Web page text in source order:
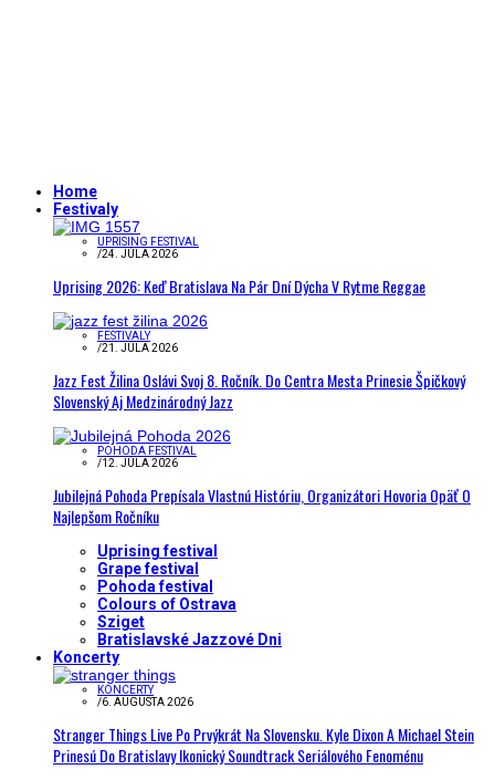
Home
Festivaly
UPRISING FESTIVAL
/24. JÚLA 2026
Uprising 2026: Keď Bratislava Na Pár Dní Dýcha V Rytme Reggae
FESTIVALY
/21. JÚLA 2026
Jazz Fest Žilina Oslávi Svoj 8. Ročník. Do Centra Mesta Prinesie Špičkový
Slovenský Aj Medzinárodný Jazz
POHODA FESTIVAL
/12. JÚLA 2026
Jubilejná Pohoda Prepísala Vlastnú Históriu, Organizátori Hovoria Opäť O
Najlepšom Ročníku
Uprising festival
Grape festival
Pohoda festival
Colours of Ostrava
Sziget
Bratislavské Jazzové Dni
Koncerty
KONCERTY
/6. AUGUSTA 2026
Stranger Things Live Po Prvýkrát Na Slovensku. Kyle Dixon A Michael Stein
Prinesú Do Bratislavy Ikonický Soundtrack Seriálového Fenoménu